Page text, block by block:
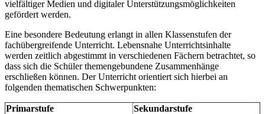
vielfältiger Medien und digitaler Unterstützungsmöglichkeiten
gefördert werden.
Eine besondere Bedeutung erlangt in allen Klassenstufen der
fachübergreifende Unterricht. Lebensnahe Unterrichtsinhalte
werden zeitlich abgestimmt in verschiedenen Fächern betrachtet, so
dass sich die Schüler themengebundene Zusammenhänge
erschließen können. Der Unterricht orientiert sich hierbei an
folgenden thematischen Schwerpunkten:
Primarstufe
Sekundarstufe